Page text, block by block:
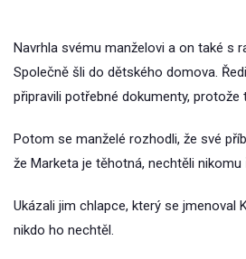
Navrhla svému manželovi a on také s
Společně šli do dětského domova.
připravili potřebné dokumenty, protože
Potom se manželé rozhodli, že své
že Marketa je těhotná, nechtěli nikomu
Ukázali jim chlapce, který se jmenoval
nikdo ho nechtěl.